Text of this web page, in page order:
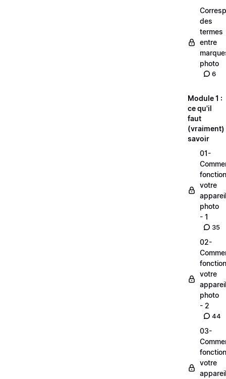
des
termes
entre
photo
6
Module 1 :
ce qu'il
faut
(vraiment)
savoir
01-
votre
appareil
photo
- 1
35
02-
votre
appareil
photo
- 2
44
03-
votre
appareil